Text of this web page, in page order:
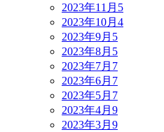
2023年11月 5
2023年10月 4
2023年9月 5
2023年8月 5
2023年7月 7
2023年6月 7
2023年5月 7
2023年4月 9
2023年3月 9